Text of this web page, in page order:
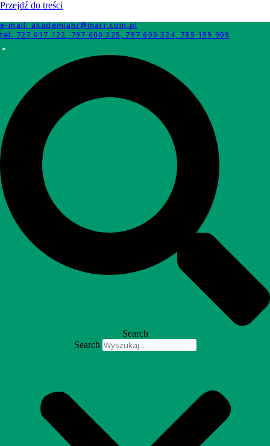
Przejdź do treści
e-mail: akademiahr@marr.com.pl
tel. 727 017 122, 797 600 325, 797 600 324, 785 199 909
Search
Search